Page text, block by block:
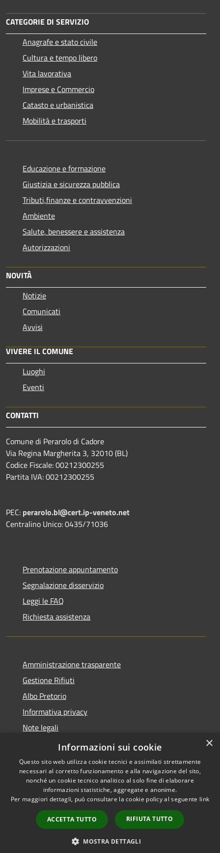
CATEGORIE DI SERVIZIO
Anagrafe e stato civile
Cultura e tempo libero
Vita lavorativa
Imprese e Commercio
Catasto e urbanistica
Mobilità e trasporti
Educazione e formazione
Giustizia e sicurezza pubblica
Tributi,finanze e contravvenzioni
Ambiente
Salute, benessere e assistenza
Autorizzazioni
NOVITÀ
Notizie
Comunicati
Avvisi
VIVERE IL COMUNE
Luoghi
Eventi
CONTATTI
Comune di Perarolo di Cadore
Via Regina Margherita 3, 32010 (BL)
Codice Fiscale: 00212300255
Partita IVA: 00212300255
PEC: perarolo.bl@cert.ip-veneto.net
Centralino Unico: 0435/71036
Prenotazione appuntamento
Segnalazione disservizio
Leggi le FAQ
Richiesta assistenza
Amministrazione trasparente
Gestione Rifiuti
Albo Pretorio
Informativa privacy
Note legali
Dichiarazione di accessibilità
Accessibilità
Copyright © 2026 • Comune di
Perarolo di Cadore • Powered
byMunicipium
Accesso
redazione
×
Informazioni sui cookie
Questo sito web utilizza cookie tecnici e assimilati strettamente
necessari al corretto funzionamento e alla navigazione del sito,
nonché un cookie tecnico analitico al solo fine di elaborare
informazioni statistiche, aggregate e anonime.
Per maggiori dettagli, può consultare la cookie policy al seguente link
ACCETTA TUTTO RIFIUTA TUTTO
MOSTRA DETTAGLI